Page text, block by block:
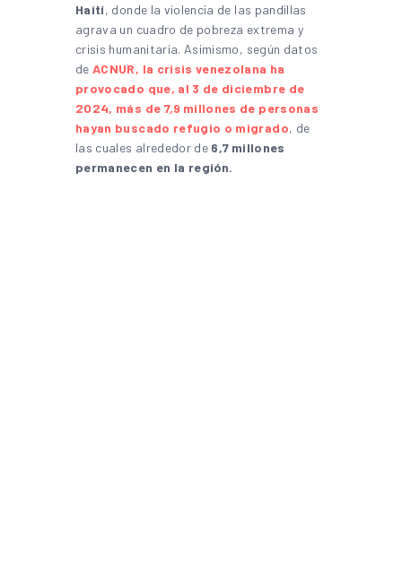
Haití, donde la violencia de las pandillas
agrava un cuadro de pobreza extrema y
crisis humanitaria. Asimismo, según datos
deACNUR, la crisis venezolana ha
provocado que, al 3 de diciembre de
2024, más de 7,9 millones de personas
hayan buscado refugio o migrado, de
las cuales alrededor de 6,7 millones
permanecen en la región.